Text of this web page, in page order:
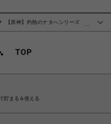
【原神】灼熱のナタへシリーズ ク
貯まる＆使える